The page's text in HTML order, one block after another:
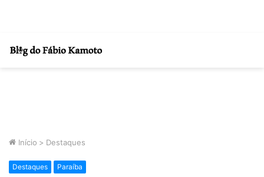
Início > Destaques
Destaques Paraíba